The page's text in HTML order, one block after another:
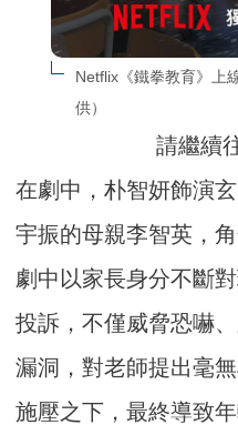
Netflix《鐵拳教育》上
供）
請繼續
在劇中，朴智妍飾演
宇振的母親李智英，
劇中以家長身分不斷
投訴，不僅威脅恐嚇
漏洞，對老師提出毫
施壓之下，最終導致